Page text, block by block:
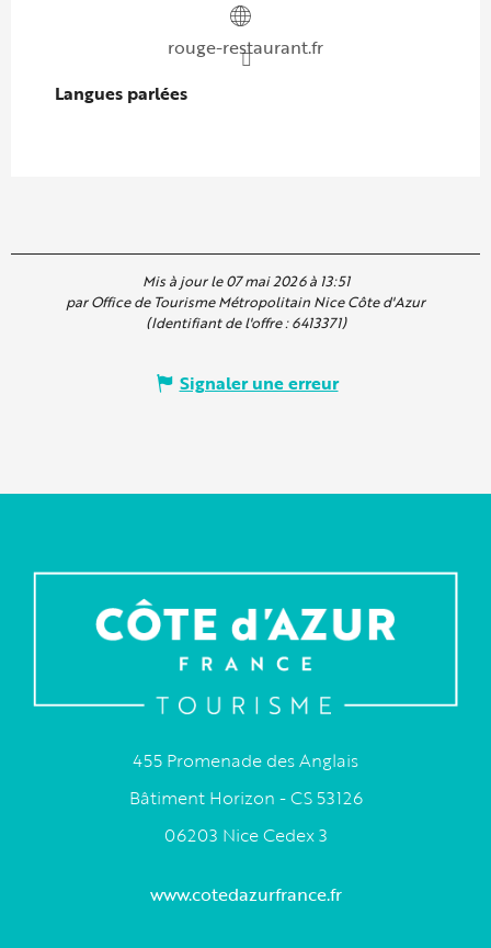
rouge-restaurant.fr
Langues parlées
Langues parlées
Mis à jour le 07 mai 2026 à 13:51
par Office de Tourisme Métropolitain Nice Côte d'Azur
(Identifiant de l'offre :6413371)
Signaler une erreur
455 Promenade des Anglais
Bâtiment Horizon - CS 53126
06203 Nice Cedex 3
www.cotedazurfrance.fr